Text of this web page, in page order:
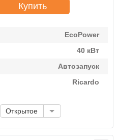
Купить
EcoPower
40 кВт
Автозапуск
Ricardo
Открытое